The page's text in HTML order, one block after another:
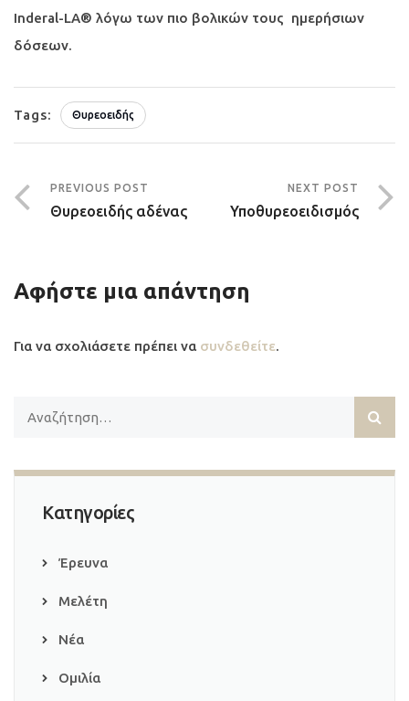
Inderal-LA® λόγω των πιο βολικών τους ημερήσιων
δόσεων.
Tags: Θυρεοειδής
PREVIOUS POST
Θυρεοειδής αδένας
NEXT POST
Υποθυρεοειδισμός
Αφήστε μια απάντηση
Για να σχολιάσετε πρέπει να συνδεθείτε.
Κατηγορίες
Έρευνα
Μελέτη
Νέα
Ομιλία